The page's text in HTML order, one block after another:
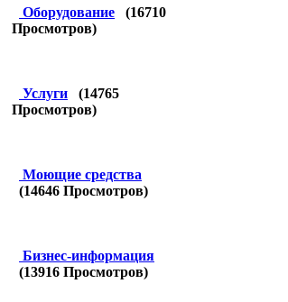
Оборудование (16710
Просмотров)
Услуги (14765
Просмотров)
Моющие средства
(14646 Просмотров)
Бизнес-информация
(13916 Просмотров)